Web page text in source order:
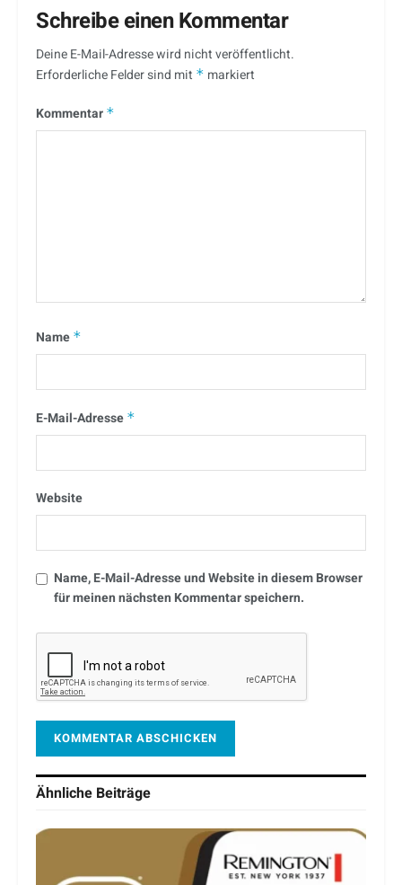
Schreibe einen Kommentar
Deine E-Mail-Adresse wird nicht veröffentlicht.
Erforderliche Felder sind mit * markiert
Kommentar *
Name *
E-Mail-Adresse *
Website
Name, E-Mail-Adresse und Website in diesem Browser
für meinen nächsten Kommentar speichern.
Ähnliche Beiträge